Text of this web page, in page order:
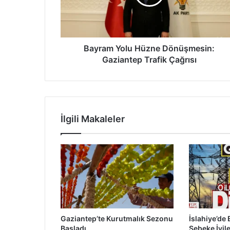
Y
l
z
D
ö
n
ü
ş
m
e
s
i
n
:
Bayram Yolu Hüzne Dönüşmesin:
Gaziantep Trafik Çağrısı
İlgili Makaleler
Gaziantep’te Kurutmalık Sezonu
Başladı
İslahiye’de
Şebeke